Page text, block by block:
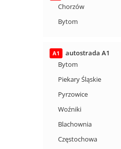
Chorzów
Bytom
A1
autostrada A1
Bytom
Piekary Śląskie
Pyrzowice
Woźniki
Blachownia
Częstochowa